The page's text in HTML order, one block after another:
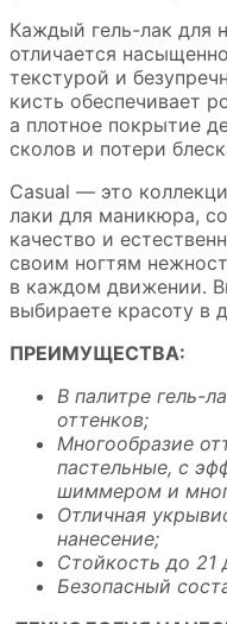
Каждый гель-лак для
отличается
текстурой и
кисть обеспечивает
а плотное покрытие
сколов и потери
Casual — это
лаки для маникюра,
качество и
своим ногтям
в каждом движении.
выбираете красоту в
ПРЕИМУЩЕСТВА:
В палитре гель-
оттенков;
Многообразие
пастельные, с
шиммером и
Отличная
нанесение;
Стойкость до 21
Безопасный